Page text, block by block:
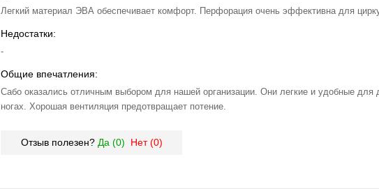
Легкий материал ЭВА обеспечивает комфорт. Перфорация очень эффективна для
Недостатки:
-
Общие впечатления:
Сабо оказались отличным выбором для нашей организации. Они легкие и удобные для
ногах. Хорошая вентиляция предотвращает потение.
Отзыв полезен? Да (0) Нет (0)